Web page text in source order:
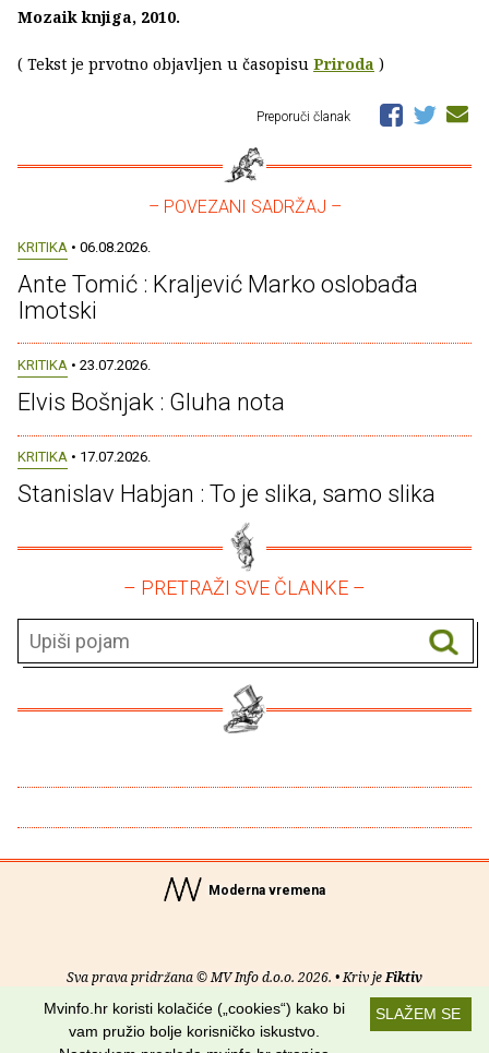
Mozaik knjiga, 2010.
( Tekst je prvotno objavljen u časopisu Priroda )
Preporuči članak
– POVEZANI SADRŽAJ –
KRITIKA • 06.08.2026.
Ante Tomić : Kraljević Marko oslobađa
Imotski
KRITIKA • 23.07.2026.
Elvis Bošnjak : Gluha nota
KRITIKA • 17.07.2026.
Stanislav Habjan : To je slika, samo slika
– PRETRAŽI SVE ČLANKE –
Moderna vremena
Sva prava pridržana © MV Info d.o.o. 2026. • Kriv jeFiktiv
O nama• Pomoć• Uvjeti korištenja•RSS kanaliSLAŽEM SE
Mvinfo.hr koristi kolačiće („cookies“) kako bi
vam pružio bolje korisničko iskustvo.